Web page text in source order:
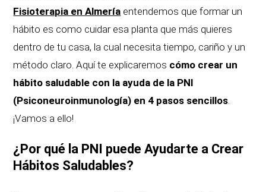
Fisioterapia en Almería entendemos que formar un
hábito es como cuidar esa planta que más quieres
dentro de tu casa, la cual necesita tiempo, cariño y un
método claro. Aquí te explicaremos cómo crear un
hábito saludable con la ayuda de la PNI
(Psiconeuroinmunología) en 4 pasos sencillos.
¡Vamos a ello!
¿Por qué la PNI puede Ayudarte a Crear
Hábitos Saludables?